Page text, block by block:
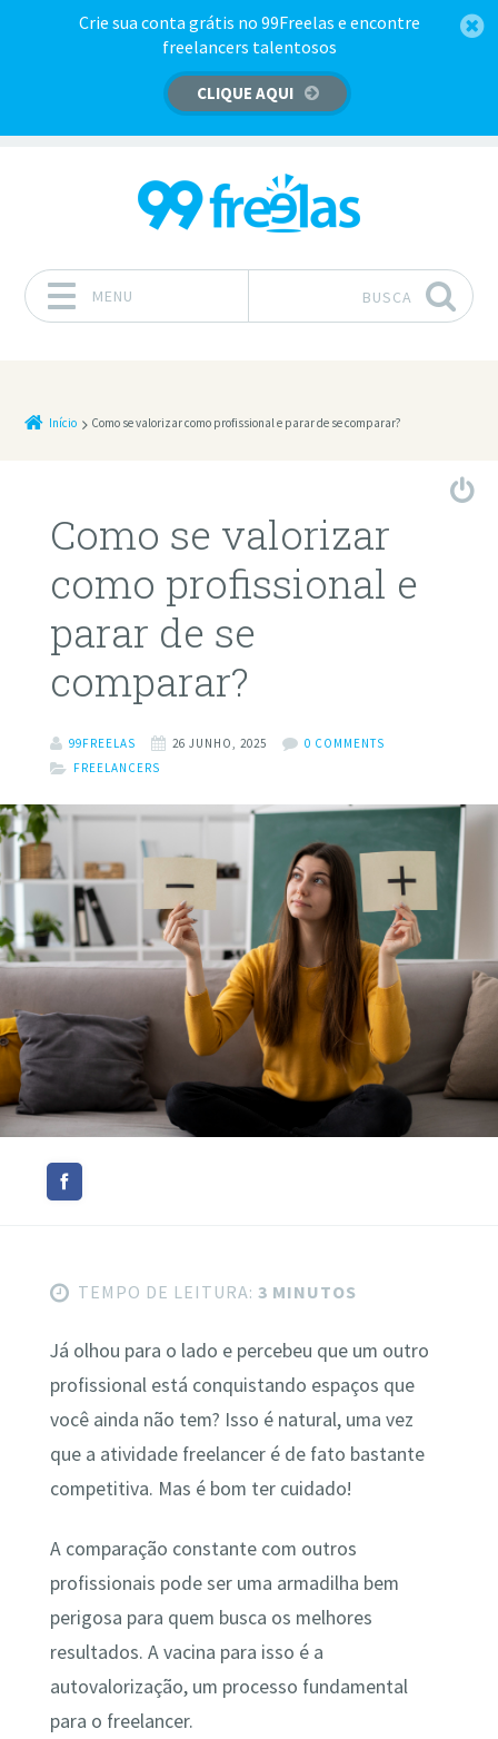
Crie sua conta grátis no 99Freelas e encontre
freelancers talentosos
CLIQUE AQUI
MENU BUSCA
Início Como se valorizar como profissional e parar de se comparar?
Como se valorizar
como profissional e
parar de se
comparar?
99FREELAS 26 JUNHO, 2025
0 COMMENTS
FREELANCERS
TEMPO DE LEITURA: 3 MINUTOS
Já olhou para o lado e percebeu que um outro
profissional está conquistando espaços que
você ainda não tem? Isso é natural, uma vez
que a atividade freelancer é de fato bastante
competitiva. Mas é bom ter cuidado!
A comparação constante com outros
profissionais pode ser uma armadilha bem
perigosa para quem busca os melhores
resultados. A vacina para isso é a
autovalorização, um processo fundamental
para o freelancer.